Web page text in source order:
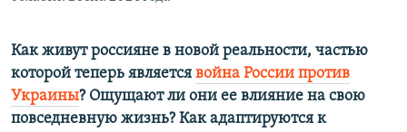
Как живут россияне в новой реальности, частью
которой теперь является война России против
Украины? Ощущают ли они ее влияние на свою
повседневную жизнь? Как адаптируются к